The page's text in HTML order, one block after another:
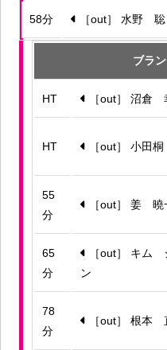
58分 ［out］ 水野 聡
ブラ
HT ［out］ 沼倉
HT ［out］ 小田
55
分
［out］ 姜 曉
65
分
［out］ キム
ン
78
分
［out］ 根本